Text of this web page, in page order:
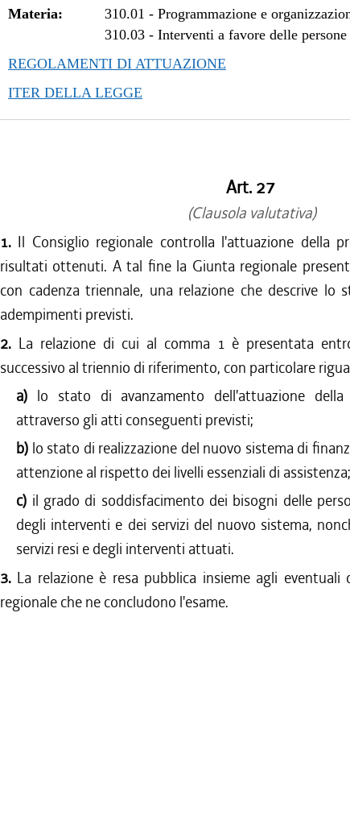
Materia:
310.01 -Programmazione e
310.03 -Interventi a favore delle
REGOLAMENTI DI ATTUAZIONE
ITER DELLA LEGGE
Art. 27
(Clausola valutativa)
1. Il Consiglio regionale controlla l'attuazione della
risultati ottenuti. A tal fine la Giunta regionale
con cadenza triennale, una relazione che descrive lo
adempimenti previsti.
2. La relazione di cui al comma 1 è presentata
successivo al triennio di riferimento, con particolare
a) lo stato di avanzamento dell'attuazione della
attraverso gli atti conseguenti previsti;
b) lo stato di realizzazione del nuovo sistema di
attenzione al rispetto dei livelli essenziali di assistenza;
c) il grado di soddisfacimento dei bisogni delle
degli interventi e dei servizi del nuovo sistema,
servizi resi e degli interventi attuati.
3. La relazione è resa pubblica insieme agli eventuali
regionale che ne concludono l'esame.